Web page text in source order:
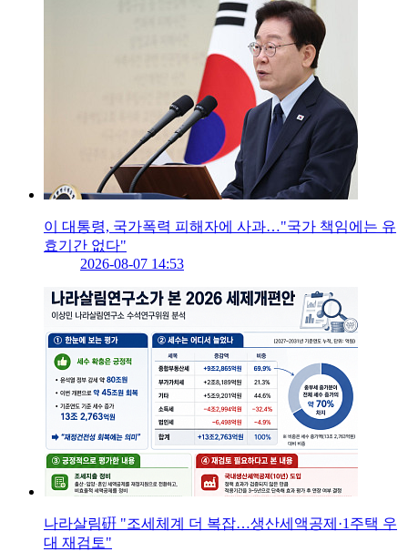
이 대통령, 국가폭력 피해자에 사과…"국가 책임에는 유
효기간 없다"
2026-08-07 14:53
나라살림硏 "조세체계 더 복잡…생산세액공제·1주택 우
대 재검토"